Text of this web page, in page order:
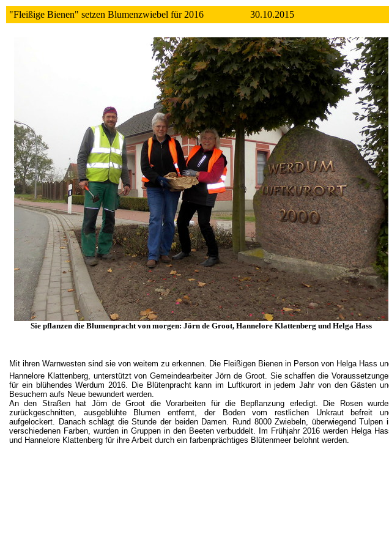
"Fleißige Bienen" setzen Blumenzwiebel für 2016 30.10.2015
Sie pflanzen die Blumenpracht von morgen: Jörn de Groot, Hannelore Klattenberg und Helga Hass
Mit ihren Warnwesten sind sie von weitem zu erkennen. Die Fleißigen Bienen in Person von Helga Hass
Hannelore Klattenberg, unterstützt von Gemeindearbeiter Jörn de Groot. Sie schaffen die
für ein blühendes Werdum 2016. Die Blütenpracht kann im Luftkurort in jedem Jahr von den Gästen
Besuchern aufs Neue bewundert werden.
An den Straßen hat Jörn de Groot die Vorarbeiten für die Bepflanzung erledigt. Die Rosen
zurückgeschnitten, ausgeblühte Blumen entfernt, der Boden vom restlichen Unkraut befreit
aufgelockert. Danach schlägt die Stunde der beiden Damen. Rund 8000 Zwiebeln, überwiegend Tulpen
verschiedenen Farben, wurden in Gruppen in den Beeten verbuddelt. Im Frühjahr 2016 werden Helga
und Hannelore Klattenberg für ihre Arbeit durch ein farbenprächtiges Blütenmeer belohnt werden.